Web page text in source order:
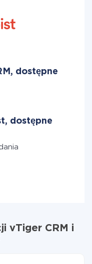
dostępne
dostępne
vTiger CRM i